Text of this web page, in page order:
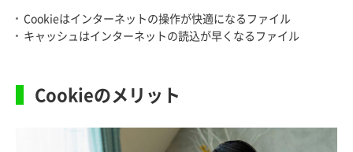
Cookieはインターネットの操作が快適になるファイル
キャッシュはインターネットの読込が早くなるファイル
Cookieのメリット